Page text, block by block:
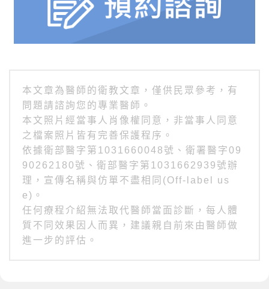
本文章為醫師的衛教文章，僅供民眾參考，有
問題請諮詢您的專業醫師。
本文照片經當事人肖像權同意，非當事人同意
之檔案照片皆有完善保護程序。
依據衛部醫字第1031660048號、衛署醫字09
90262180號、衛部醫字第1031662939號辦
理，宣傳名稱與仿單不盡相同(Off-label us
e)。
任何療程介紹無法取代醫師當面診斷，每人體
質不同效果因人而異，建議親自前來由醫師做
進一步的評估。